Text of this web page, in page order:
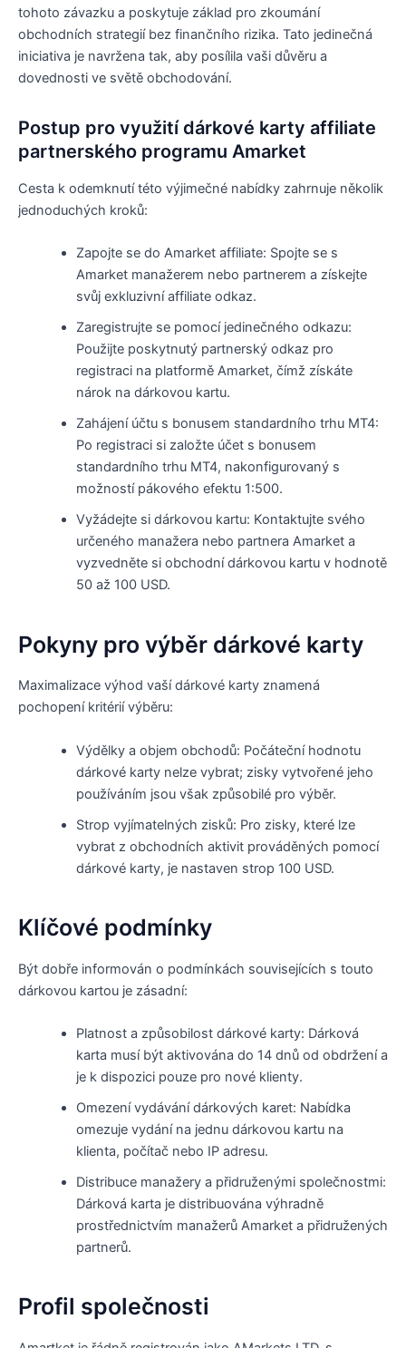
tohoto závazku a poskytuje základ pro zkoumání
obchodních strategií bez finančního rizika. Tato jedinečná
iniciativa je navržena tak, aby posílila vaši důvěru a
dovednosti ve světě obchodování.
Postup pro využití dárkové karty affiliate
partnerského programu Amarket
Cesta k odemknutí této výjimečné nabídky zahrnuje několik
jednoduchých kroků:
Zapojte se do Amarket affiliate: Spojte se s
Amarket manažerem nebo partnerem a získejte
svůj exkluzivní affiliate odkaz.
Zaregistrujte se pomocí jedinečného odkazu:
Použijte poskytnutý partnerský odkaz pro
registraci na platformě Amarket, čímž získáte
nárok na dárkovou kartu.
Zahájení účtu s bonusem standardního trhu MT4:
Po registraci si založte účet s bonusem
standardního trhu MT4, nakonfigurovaný s
možností pákového efektu 1:500.
Vyžádejte si dárkovou kartu: Kontaktujte svého
určeného manažera nebo partnera Amarket a
vyzvedněte si obchodní dárkovou kartu v hodnotě
50 až 100 USD.
Pokyny pro výběr dárkové karty
Maximalizace výhod vaší dárkové karty znamená
pochopení kritérií výběru:
Výdělky a objem obchodů: Počáteční hodnotu
dárkové karty nelze vybrat; zisky vytvořené jeho
používáním jsou však způsobilé pro výběr.
Strop vyjímatelných zisků: Pro zisky, které lze
vybrat z obchodních aktivit prováděných pomocí
dárkové karty, je nastaven strop 100 USD.
Klíčové podmínky
Být dobře informován o podmínkách souvisejících s touto
dárkovou kartou je zásadní:
Platnost a způsobilost dárkové karty: Dárková
karta musí být aktivována do 14 dnů od obdržení a
je k dispozici pouze pro nové klienty.
Omezení vydávání dárkových karet: Nabídka
omezuje vydání na jednu dárkovou kartu na
klienta, počítač nebo IP adresu.
Distribuce manažery a přidruženými společnostmi:
Dárková karta je distribuována výhradně
prostřednictvím manažerů Amarket a přidružených
partnerů.
Profil společnosti